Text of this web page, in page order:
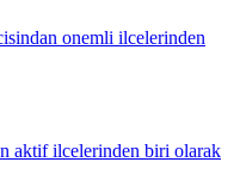
onemli ilcelerinden
aktif ilcelerinden biri olarak